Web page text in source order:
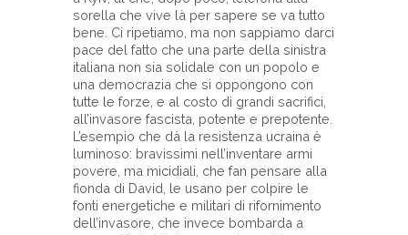
sorella che vive là per sapere se va tutto
bene. Ci ripetiamo, ma non sappiamo darci
pace del fatto che una parte della sinistra
italiana non sia solidale con un popolo e
una democrazia che si oppongono con
tutte le forze, e al costo di grandi sacrifici,
all’invasore fascista, potente e prepotente.
L’esempio che dà la resistenza ucraina è
luminoso: bravissimi nell’inventare armi
povere, ma micidiali, che fan pensare alla
fionda di David, le usano per colpire le
fonti energetiche e militari di rifornimento
dell’invasore, che invece bombarda a